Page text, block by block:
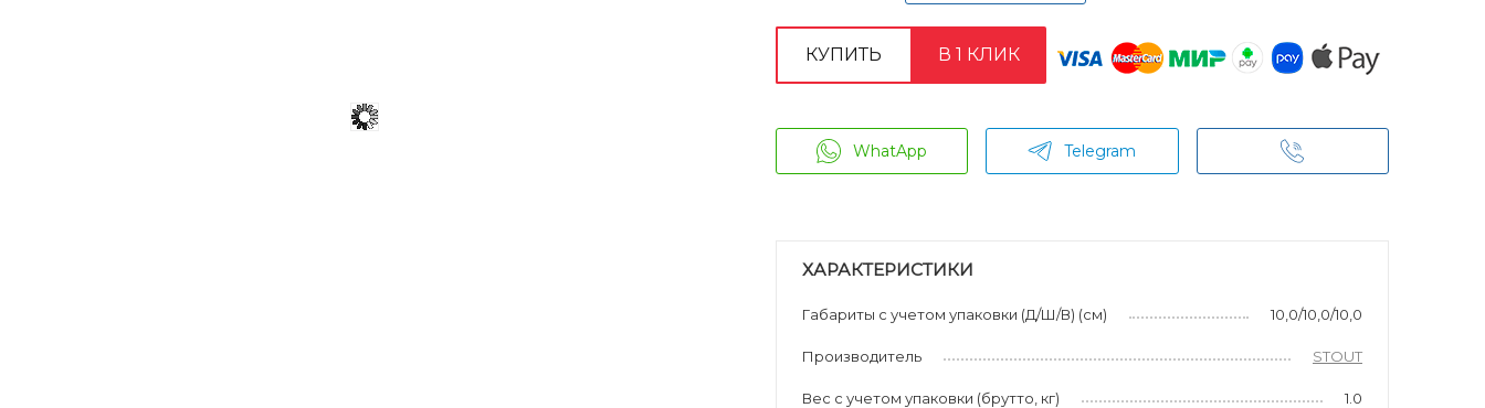
КУПИТЬ В 1 КЛИК
WhatApp Telegram
ХАРАКТЕРИСТИКИ
Габариты с учетом упаковки (Д/Ш/В) (см) 10,0/10,0/10,0
Производитель STOUT
Вес с учетом упаковки (брутто, кг) 1.0